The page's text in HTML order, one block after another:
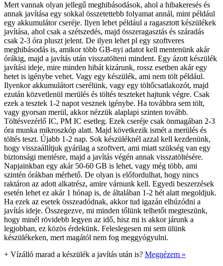
Mert vannak olyan jellegű meghibásodások, ahol a hibakeresés és
annak javítása egy sokkal összetettebb folyamat annál, mint például
egy akkumulátor cseréje. Ilyen lehet például a ragasztott készülékek
javítása, ahol csak a szétszedés, majd összeragasztás és száradás
csak 2-3 óra pluszt jelent. De ilyen lehet pl egy szoftveres
meghibásodás is, amikor több GB-nyi adatot kell mentenünk akár
órákig, majd a javítás után visszatölteni mindent. Egy ázott készülék
javítási ideje, mire minden hibát kizárunk, rossz esetben akár egy
hetet is igénybe vehet. Vagy egy készülék, ami nem tölt például.
Ilyenkor akkumulátort cserélünk, vagy egy töltőcsatlakozót, majd
ezután közvetlenül merülés és töltés teszteket hajtunk végre. Csak
ezek a tesztek 1-2 napot vesznek igénybe. Ha továbbra sem tölt,
vagy gyorsan merül, akkor nézzük alaplapi szinten tovább.
Töltésvezérlő IC, PM IC esetleg. Ezek cseréje csak önmagában 2-3
óra munka mikroszkóp alatt. Majd következik ismét a merülés és
töltés teszt. Újabb 1-2 nap. Sok készüléknél azzal kell kezdenünk,
hogy visszaállítjuk gyárilag a szoftvert, ami miatt szükség van egy
biztonsági mentésre, majd a javítás végén annak visszatöltésére.
Napjainkban egy akár 50-60 GB is lehet, vagy még több, ami
szintén órákban mérhető. De olyan is előfordulhat, hogy nincs
raktáron az adott alkatrész, amire várnunk kell. Egyedi beszerzések
esetén lehet ez akár 1 hónap is, de általában 1-2 hét alatt megoldjuk.
Ha ezek az esetek összeadódnak, akkor tud igazán elhúzódni a
javítás ideje. Összegezve, mi minden tőlünk telhetőt megteszünk,
hogy minél rövidebb legyen az idő, hisz mi is akkor járunk a
legjobban, ez közös érdekünk. Feleslegesen mi sem ülünk
készülékeken, mert magától nem fog meggyógyulni.
+ Vízálló marad a készülék a javítás után is? Megnézem »